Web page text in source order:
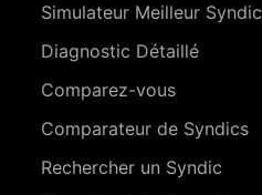
Simulateur Meilleur Syndic
Diagnostic Détaillé
Comparez-vous
Comparateur de Syndics
Rechercher un Syndic